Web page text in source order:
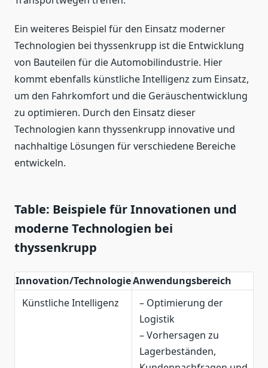
Ein weiteres Beispiel für den Einsatz moderner
Technologien bei thyssenkrupp ist die Entwicklung
von Bauteilen für die Automobilindustrie. Hier
kommt ebenfalls künstliche Intelligenz zum Einsatz,
um den Fahrkomfort und die Geräuschentwicklung
zu optimieren. Durch den Einsatz dieser
Technologien kann thyssenkrupp innovative und
nachhaltige Lösungen für verschiedene Bereiche
entwickeln.
Table: Beispiele für Innovationen und
moderne Technologien bei
thyssenkrupp
Innovation/TechnologieAnwendungsbereich
Künstliche Intelligenz
– Optimierung der
Logistik
– Vorhersagen zu
Lagerbeständen,